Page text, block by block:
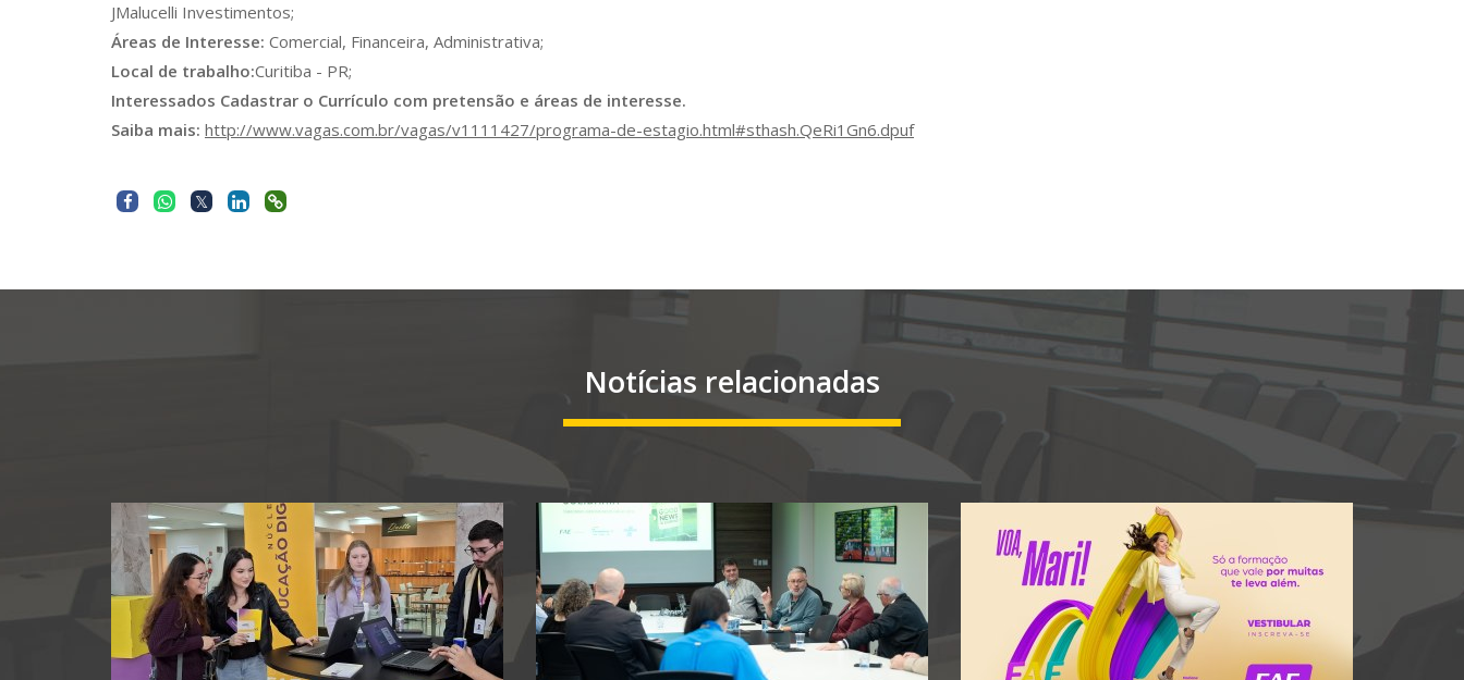
JMalucelli Investimentos;
Áreas de Interesse: Comercial, Financeira, Administrativa;
Local de trabalho:Curitiba - PR;
Interessados Cadastrar o Currículo com pretensão e áreas de interesse.
Saiba mais: http://www.vagas.com.br/vagas/v1111427/programa-de-estagio.html#sthash.QeRi1Gn6.dpuf
Notícias relacionadas